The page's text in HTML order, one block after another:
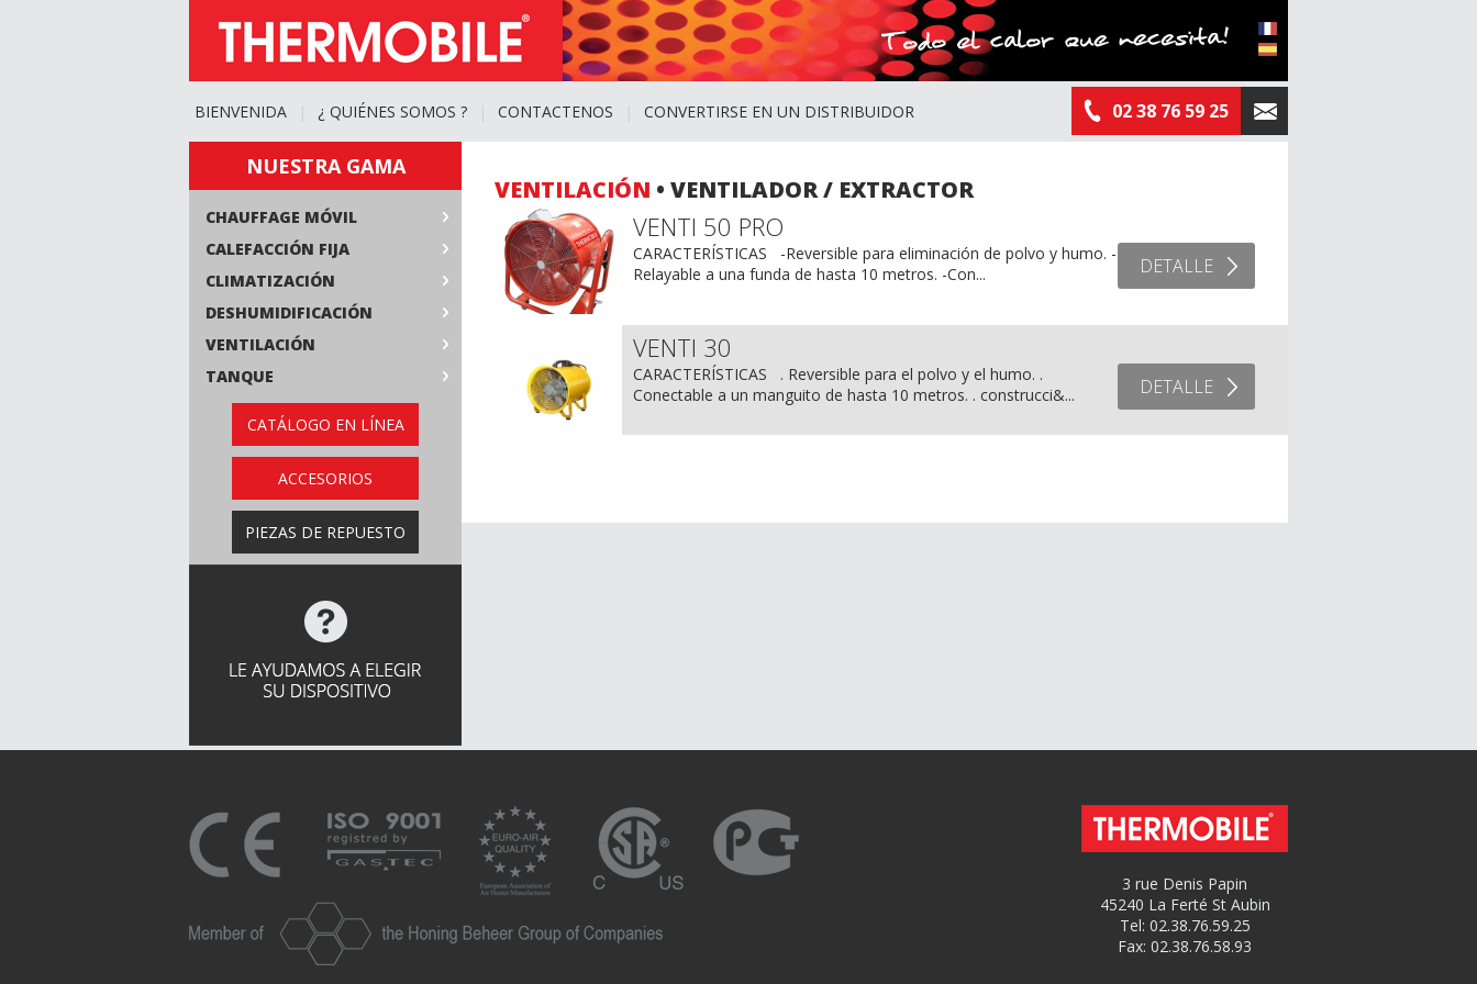
BIENVENIDA ¿ QUIÉNES SOMOS ? CONTACTENOS CONVERTIRSE EN UN DISTRIBUIDOR 02 38 76 59 25
NUESTRA GAMA
CHAUFFAGE MÓVIL
CALEFACCIÓN FIJA
CLIMATIZACIÓN
DESHUMIDIFICACIÓN
VENTILACIÓN
TANQUE
CATÁLOGO EN LÍNEA
ACCESORIOS
PIEZAS DE REPUESTO
VENTILACIÓN • VENTILADOR / EXTRACTOR
VENTI 50 PRO
CARACTERÍSTICAS -Reversible para eliminación de polvo y humo. -
Relayable a una funda de hasta 10 metros. -Con...
DETALLE
VENTI 30
CARACTERÍSTICAS . Reversible para el polvo y el humo. .
Conectable a un manguito de hasta 10 metros. . construcci&...
DETALLE
3 rue Denis Papin
45240 La Ferté St Aubin
Tel: 02.38.76.59.25
Fax: 02.38.76.58.93